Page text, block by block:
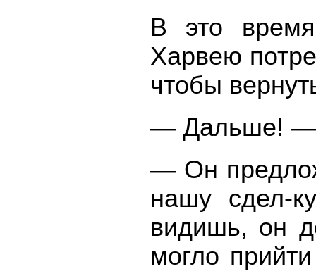
В это
Харвею
чтобы
— Дальше! —
— Он
нашу сдел-
видишь, он
могло